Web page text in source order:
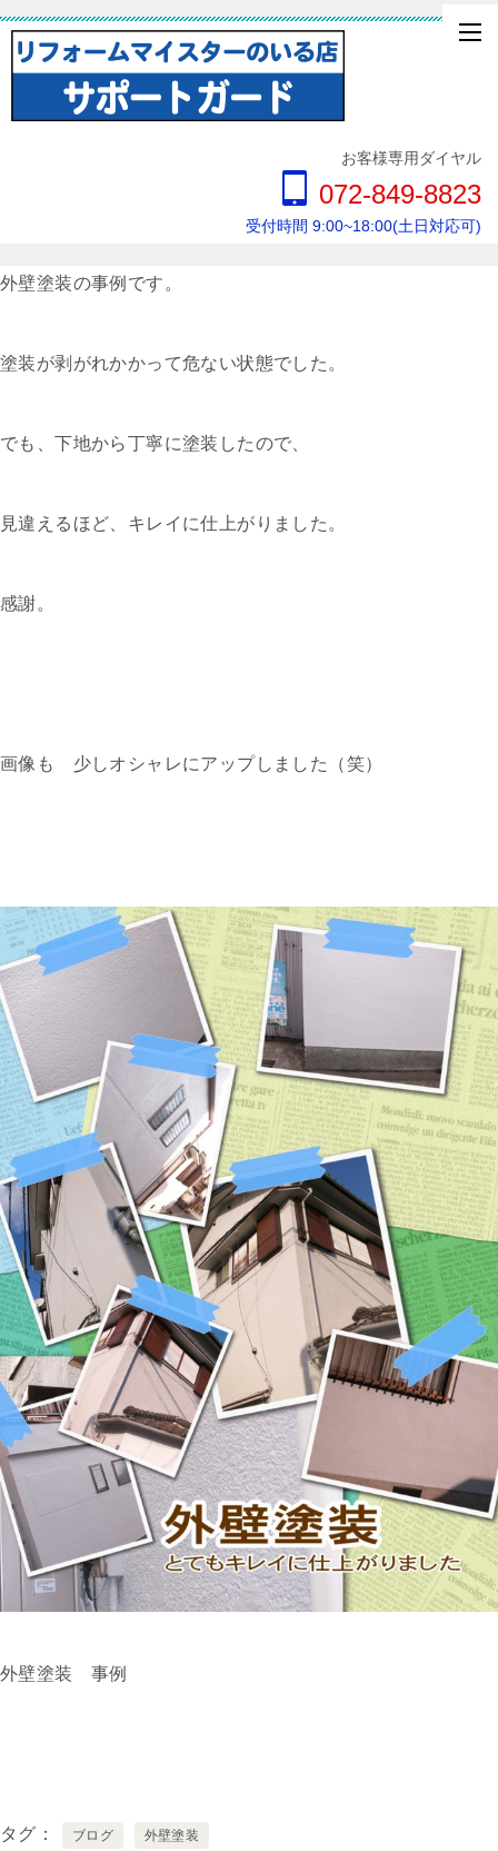
お客様専用ダイヤル
072-849-8823
受付時間 9:00~18:00(土日対応可)
外壁塗装の事例です。
塗装が剥がれかかって危ない状態でした。
でも、下地から丁寧に塗装したので、
見違えるほど、キレイに仕上がりました。
感謝。
画像も 少しオシャレにアップしました（笑）
外壁塗装 事例
タグ ブログ 外壁塗装